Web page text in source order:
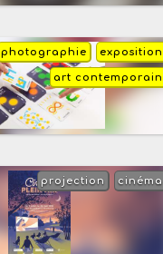
exposition
photographie
art contemporain
cinéma
projection